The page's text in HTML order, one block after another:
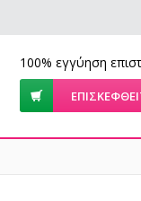
100% εγγύηση